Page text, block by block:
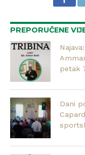
PREPORUČENE
petak
Dani